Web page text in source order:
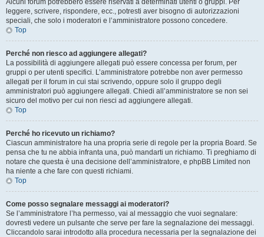
Alcuni forum potrebbero essere riservati a determinati utenti o gruppi. Per
leggere, scrivere, rispondere, ecc., potresti aver bisogno di autorizzazioni
speciali, che solo i moderatori e l’amministratore possono concedere.
Top
Perché non riesco ad aggiungere allegati?
La possibilità di aggiungere allegati può essere concessa per forum, per
gruppi o per utenti specifici. L’amministratore potrebbe non aver permesso
allegati per il forum in cui stai scrivendo, oppure solo il gruppo degli
amministratori può aggiungere allegati. Chiedi all’amministratore se non sei
sicuro del motivo per cui non riesci ad aggiungere allegati.
Top
Perché ho ricevuto un richiamo?
Ciascun amministratore ha una propria serie di regole per la propria Board. Se
pensa che tu ne abbia infranta una, può mandarti un richiamo. Ti preghiamo di
notare che questa è una decisione dell’amministratore, e phpBB Limited non
ha niente a che fare con questi richiami.
Top
Come posso segnalare messaggi ai moderatori?
Se l’amministratore l’ha permesso, vai al messaggio che vuoi segnalare:
dovresti vedere un pulsante che serve per fare la segnalazione dei messaggi.
Cliccandolo sarai introdotto alla procedura necessaria per la segnalazione dei